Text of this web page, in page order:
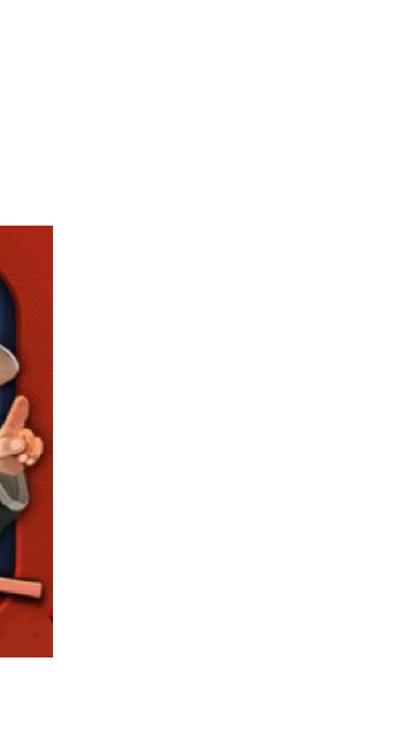
了解
验的过程当中，是无法可以使用外挂
厅游戏平台非常的多，但并不是每
用户在下载的时候，可以通过浙江
的规则？